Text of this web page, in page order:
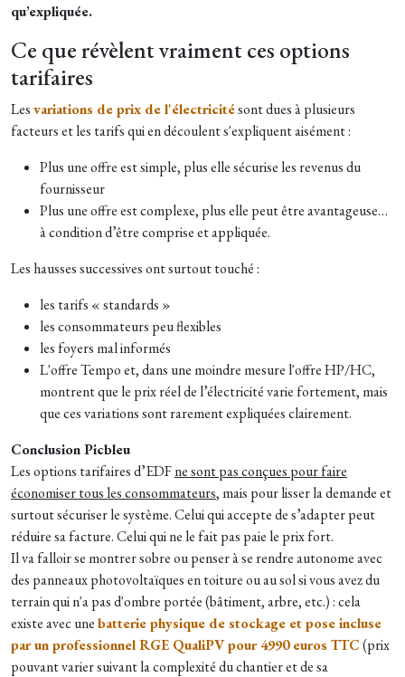
qu’expliquée.
Ce que révèlent vraiment ces options
tarifaires
Lesvariations de prix de l'électricitésont dues à plusieurs
facteurs et les tarifs qui en découlent s'expliquent aisément :
Plus une offre est simple, plus elle sécurise les revenus du
fournisseur
Plus une offre est complexe, plus elle peut être avantageuse…
à condition d’être comprise et appliquée.
Les hausses successives ont surtout touché :
les tarifs « standards »
les consommateurs peu flexibles
les foyers mal informés
L'offre Tempo et, dans une moindre mesure l'offre HP/HC,
montrent que le prix réel de l’électricité varie fortement, mais
que ces variations sont rarement expliquées clairement.
Conclusion Picbleu
Les options tarifaires d’EDFne sont pas conçues pour faire
économiser tous les consommateurs, mais pour lisser la demande et
surtout sécuriser le système. Celui qui accepte de s’adapter peut
réduire sa facture. Celui qui ne le fait pas paie le prix fort.
Il va falloir se montrer sobre ou penser à se rendre autonome avec
des panneaux photovoltaïques en toiture ou au sol si vous avez du
terrain qui n'a pas d'ombre portée (bâtiment, arbre, etc.) : cela
existeavec unebatterie physique de stockage et pose incluse
par un professionnel RGE QualiPV pour 4990 euros TTC(prix
pouvant varier suivant la complexité du chantier et de sa